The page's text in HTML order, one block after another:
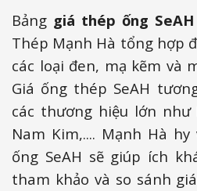
Bảng giá thép ống SeAH
Thép Mạnh Hà tổng hợp
các loại đen, mạ kẽm và
Giá ống thép SeAH
các thương hiệu lớn như
Nam Kim,.... Mạnh Hà
ống SeAH sẽ giúp ích
tham khảo và so sánh